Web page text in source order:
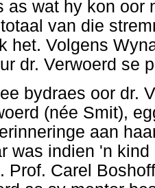
as wat hy kon oor
van die
het. Volgens
dr. Verwoerd se
bydraes oor dr.
(née Smit),
aan
was indien 'n
Prof. Carel